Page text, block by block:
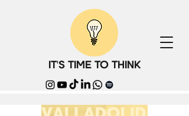
IT'S TIME TO THINK